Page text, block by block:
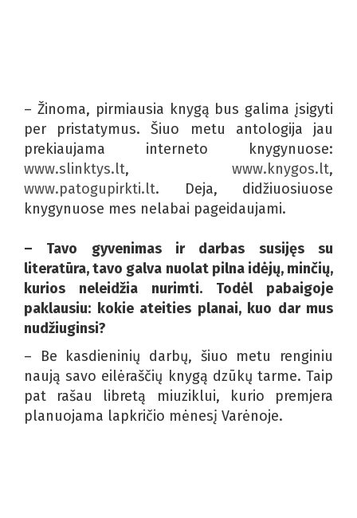
– Žinoma, pirmiausia knygą bus galima įsigyti
per pristatymus. Šiuo metu antologija jau
prekiaujama interneto knygynuose:
www.slinktys.lt, www.knygos.lt,
www.patogupirkti.lt. Deja, didžiuosiuose
knygynuose mes nelabai pageidaujami.
– Tavo gyvenimas ir darbas susijęs su
literatūra, tavo galva nuolat pilna idėjų, minčių,
kurios neleidžia nurimti. Todėl pabaigoje
paklausiu: kokie ateities planai, kuo dar mus
nudžiuginsi?
– Be kasdieninių darbų, šiuo metu renginiu
naują savo eilėraščių knygą dzūkų tarme. Taip
pat rašau libretą miuziklui, kurio premjera
planuojama lapkričio mėnesį Varėnoje.